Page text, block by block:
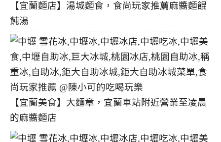
【宜蘭麵店】湯城麵食，食尚玩家推薦麻醬麵餛
飩湯
【宜蘭美食】大麵章，宜蘭車站附近營業至凌晨
的麻醬麵店